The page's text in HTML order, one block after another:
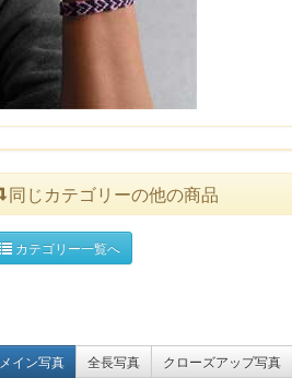
同じカテゴリーの他の商品
カテゴリー一覧へ
メイン写真 全長写真 クローズアップ写真